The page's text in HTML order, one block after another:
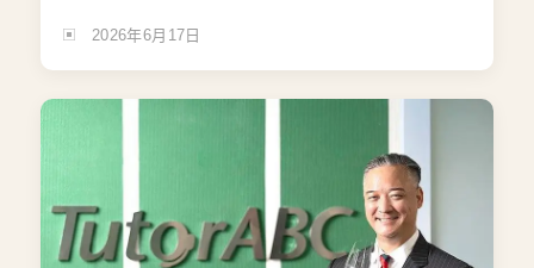
2026年6月17日